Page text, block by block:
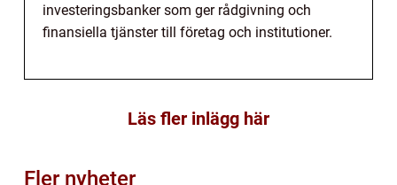
investeringsbanker som ger rådgivning och
finansiella tjänster till företag och institutioner.
Läs fler inlägg här
Fler nyheter